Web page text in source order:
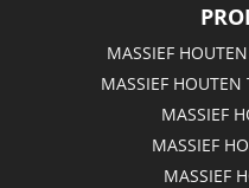
MASSIEF
MASSIEF HOUTEN
MASSIEF
MASSIEF
MASSIEF